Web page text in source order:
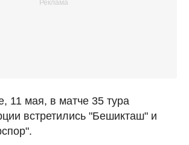
11 мая, в матче 35 тура
встретились "Бешикташ" и